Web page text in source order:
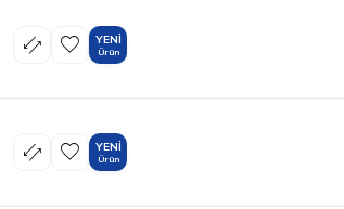
YENI
Ürün
YENI
Ürün